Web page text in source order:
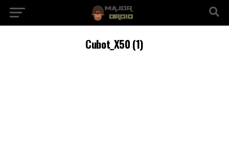
Cubot_X50 (1)